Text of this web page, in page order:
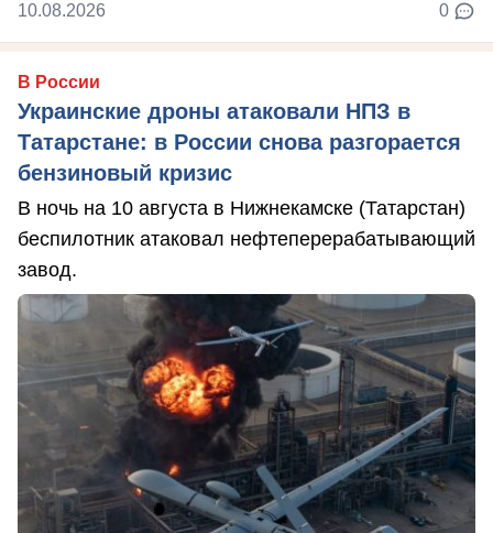
10.08.2026 0
В России
Украинские дроны атаковали НПЗ в
Татарстане: в России снова разгорается
бензиновый кризис
В ночь на 10 августа в Нижнекамске (Татарстан)
беспилотник атаковал нефтеперерабатывающий
завод.